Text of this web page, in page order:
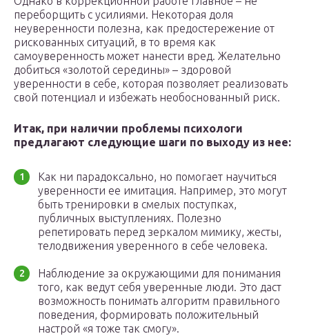
переборщить с усилиями. Некоторая доля
неуверенности полезна, как предостережение от
рискованных ситуаций, в то время как
самоуверенность может нанести вред. Желательно
добиться «золотой середины» – здоровой
уверенности в себе, которая позволяет реализовать
свой потенциал и избежать необоснованный риск.
Итак, при наличии проблемы психологи
предлагают следующие шаги по выходу из нее:
Как ни парадоксально, но помогает научиться
уверенности ее имитация. Например, это могут
быть тренировки в смелых поступках,
публичных выступлениях. Полезно
репетировать перед зеркалом мимику, жесты,
телодвижения уверенного в себе человека.
Наблюдение за окружающими для понимания
того, как ведут себя уверенные люди. Это даст
возможность понимать алгоритм правильного
поведения, формировать положительный
настрой «я тоже так смогу».